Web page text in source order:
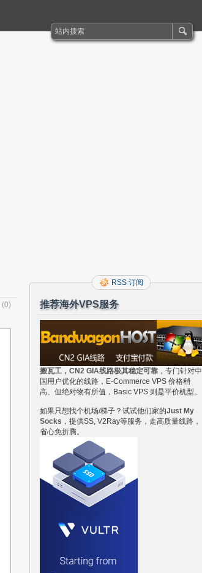
(0)
RSS 订阅
推荐海外VPS服务
搬瓦工，CN2 GIA线路极其稳定可靠 ，专门针对中
国用户优化的线路，E-Commerce VPS 价格稍
高、但绝对物有所值，Basic VPS 则是平价机型。
如果只想找个机场/梯子？试试他们家的Just My
Socks ，提供SS, V2Ray等服务，走高质量线路，
省心免折腾。